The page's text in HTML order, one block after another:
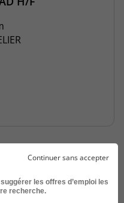
Continuer sans accepter
les offres d’emploi les
recherche.